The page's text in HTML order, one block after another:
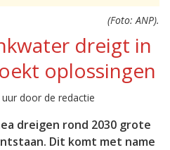
(Foto: ANP).
dreigt in
oplossingen
door de redactie
dreigen rond 2030 grote
Dit komt met name